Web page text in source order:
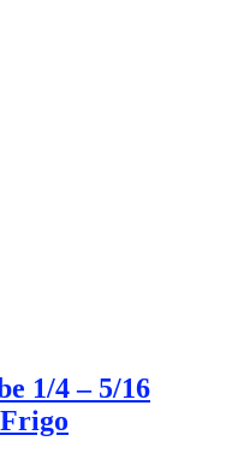
1/4 – 5/16